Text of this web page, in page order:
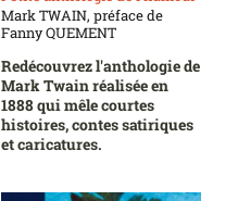
Mark TWAIN, préface de
Fanny QUEMENT
Redécouvrez l'anthologie de
Mark Twain réalisée en
1888 qui mêle courtes
histoires, contes satiriques
et caricatures.